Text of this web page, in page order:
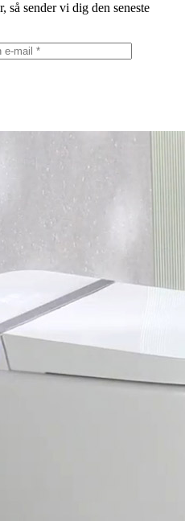
så sender vi dig den seneste